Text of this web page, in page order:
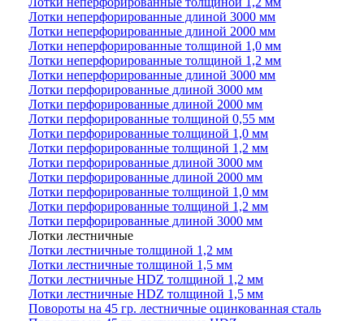
Лотки неперфорированные длиной 3000 мм
Лотки неперфорированные длиной 2000 мм
Лотки неперфорированные толщиной 1,0 мм
Лотки неперфорированные толщиной 1,2 мм
Лотки неперфорированные длиной 3000 мм
Лотки перфорированные длиной 3000 мм
Лотки перфорированные длиной 2000 мм
Лотки перфорированные толщиной 0,55 мм
Лотки перфорированные толщиной 1,0 мм
Лотки перфорированные толщиной 1,2 мм
Лотки перфорированные длиной 3000 мм
Лотки перфорированные длиной 2000 мм
Лотки перфорированные толщиной 1,0 мм
Лотки перфорированные толщиной 1,2 мм
Лотки перфорированные длиной 3000 мм
Лотки лестничные
Лотки лестничные толщиной 1,2 мм
Лотки лестничные толщиной 1,5 мм
Лотки лестничные HDZ толщиной 1,2 мм
Лотки лестничные HDZ толщиной 1,5 мм
Повороты на 45 гр. лестничные оцинкованная сталь